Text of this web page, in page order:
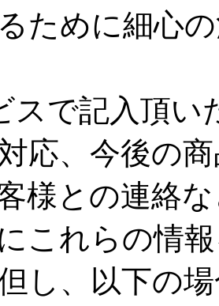
ために細心
スで記入頂い
応、今後の
様との連絡
これらの情
し、以下の